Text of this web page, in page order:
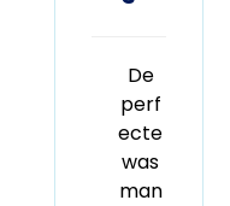
De
perf
ecte
was
man